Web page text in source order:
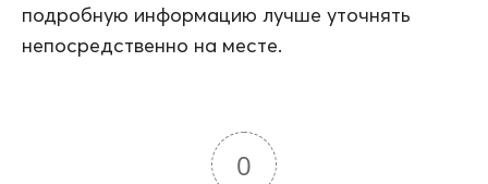
подробную информацию лучше уточнять
непосредственно на месте.
0